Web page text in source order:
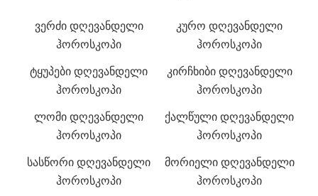
ვერძი დღევანდელი
ჰოროსკოპი
კურო დღევანდელი
ჰოროსკოპი
ტყუპები დღევანდელი
ჰოროსკოპი
კირჩხიბი დღევანდელი
ჰოროსკოპი
ლომი დღევანდელი
ჰოროსკოპი
ქალწული დღევანდელი
ჰოროსკოპი
სასწორი დღევანდელი
ჰოროსკოპი
მორიელი დღევანდელი
ჰოროსკოპი